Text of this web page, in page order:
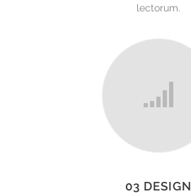
lectorum.
03 DESIGN